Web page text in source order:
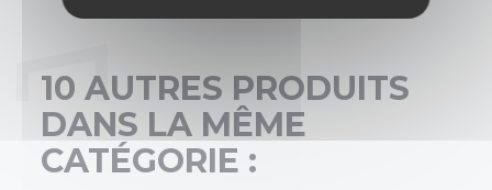
10 AUTRES PRODUITS
DANS LA MÊME
CATÉGORIE :